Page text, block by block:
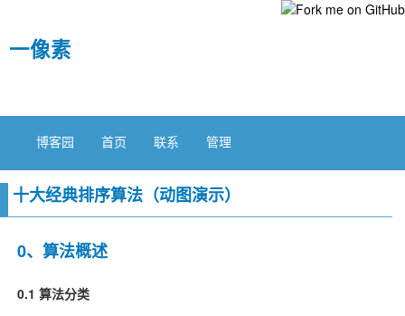
一像素
博客园 首页 联系 管理
十大经典排序算法（动图演示）
0、算法概述
0.1 算法分类